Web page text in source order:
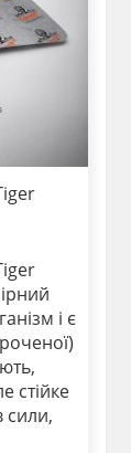
і є
стійке
сили,